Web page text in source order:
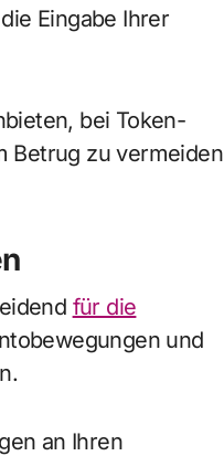
Eingabe Ihrer
bei Token-
Betrug zu vermeiden
für die
und
an Ihren